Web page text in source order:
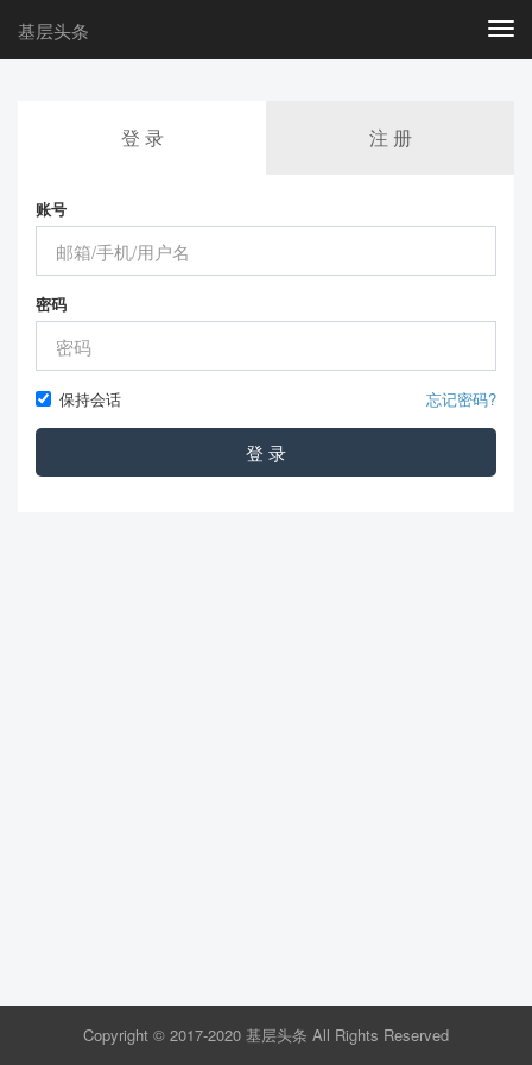
基层头条
登 录 注 册
账号
密码
保持会话 忘记密码?
登 录
Copyright © 2017-2020 基层头条 All Rights Reserved